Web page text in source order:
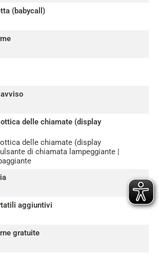
(babycall)
delle chiamate (display
delle chiamate (display
di chiamata lampeggiante |
aggiuntivi
gratuite